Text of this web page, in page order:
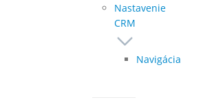
Nastavenie
CRM
Navigácia